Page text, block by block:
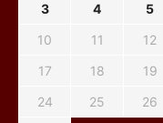
3
4 5
10
11 12
17
18 19
24
25 26